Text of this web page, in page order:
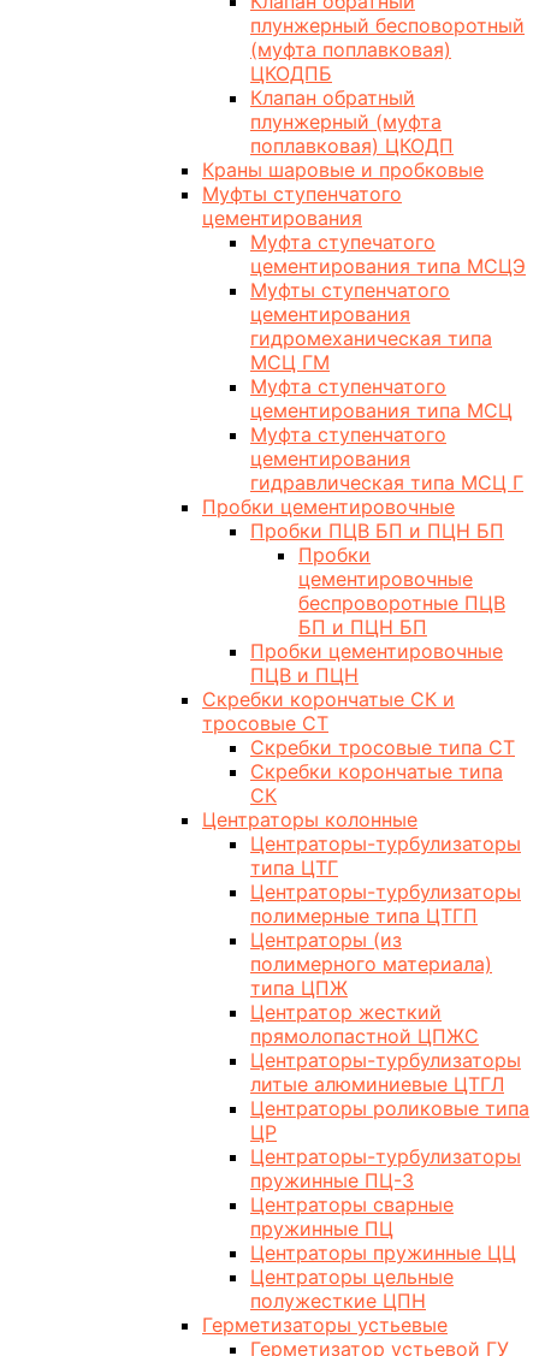
плунжерный бесповоротный
(муфта поплавковая)
ЦКОДПБ
Клапан обратный
плунжерный (муфта
поплавковая) ЦКОДП
Краны шаровые и пробковые
Муфты ступенчатого
цементирования
Муфта ступечатого
цементирования типа МСЦЭ
Муфты ступенчатого
цементирования
гидромеханическая типа
МСЦ ГМ
Муфта ступенчатого
цементирования типа МСЦ
Муфта ступенчатого
цементирования
гидравлическая типа МСЦ Г
Пробки цементировочные
Пробки ПЦВ БП и ПЦН БП
Пробки
цементировочные
беспроворотные ПЦВ
БП и ПЦН БП
Пробки цементировочные
ПЦВ и ПЦН
Скребки корончатые СК и
тросовые СТ
Скребки тросовые типа СТ
Скребки корончатые типа
СК
Центраторы колонные
Центраторы-турбулизаторы
типа ЦТГ
Центраторы-турбулизаторы
полимерные типа ЦТГП
Центраторы (из
полимерного материала)
типа ЦПЖ
Центратор жесткий
прямолопастной ЦПЖС
Центраторы-турбулизаторы
литые алюминиевые ЦТГЛ
Центраторы роликовые типа
ЦР
Центраторы-турбулизаторы
пружинные ПЦ-3
Центраторы сварные
пружинные ПЦ
Центраторы пружинные ЦЦ
Центраторы цельные
полужесткие ЦПН
Герметизаторы устьевые
Герметизатор устьевой ГУ